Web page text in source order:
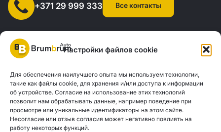
Настройки файлов cookie
Для обеспечения наилучшего опыта мы используем технологии,
такие как файлы cookie, для хранения и/или доступа к информации
об устройстве. Согласие на использование этих технологий
позволит нам обрабатывать данные, например поведение при
просмотре или уникальные идентификаторы на этом сайте.
Несогласие или отзыв согласия может негативно повлиять на
работу некоторых функций.
+371 29 999 333 Все контакты
SIA "AUTOCLICK", рег. № 40203371960, адрес: ул. Мазюмправас
77, Рига, LV-1063 |20260160
Политика конфиденциальностиКонтакты